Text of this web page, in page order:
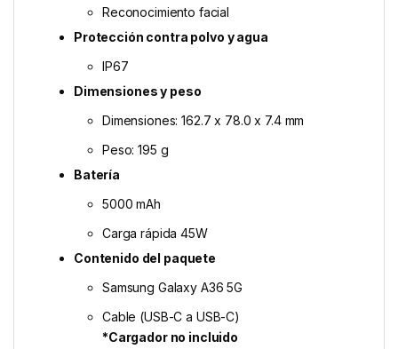
Reconocimiento facial
Protección contra polvo y agua
IP67
Dimensiones y peso
Dimensiones: 162.7 x 78.0 x 7.4 mm
Peso: 195 g
Batería
5000 mAh
Carga rápida 45W
Contenido del paquete
Samsung Galaxy A36 5G
Cable (USB-C a USB-C)
*Cargador no incluido